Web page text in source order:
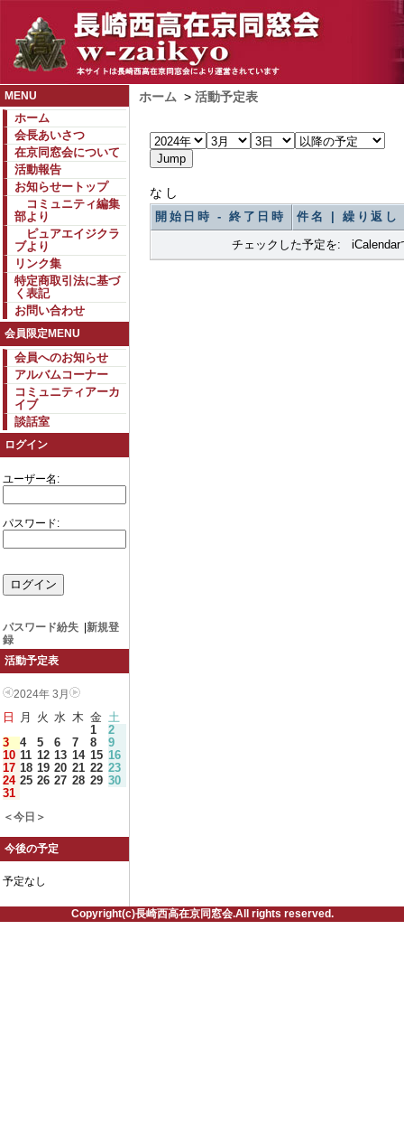
MENU
ホーム
会長あいさつ
在京同窓会について
活動報告
お知らせートップ
コミュニティ編集
部より
ピュアエイジクラ
ブより
リンク集
特定商取引法に基づ
く表記
お問い合わせ
会員限定MENU
会員へのお知らせ
アルバムコーナー
コミュニティアーカ
イブ
談話室
ログイン
ユーザー名:
パスワード:
パスワード紛失
新規登
録
活動予定表
2024年 3月
日 月 火 水 木 金 土
1
2
3
4 5 6 7 8
9
10 11 12 13 14 15 16
17 18 19 20 21 22 23
24 25 26 27 28 29 30
31
＜今日＞
今後の予定
予定なし
ホーム > 活動予定表
なし
開始日時 - 終了日時 件名 | 繰り返
チェックした予定を: iCalendar
Copyright(c)長崎西高在京同窓会.All rights reserved.